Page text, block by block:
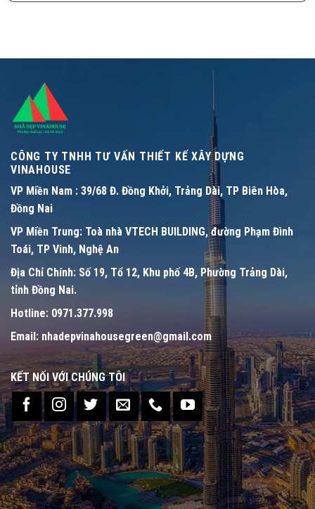
CÔNG TY TNHH TƯ VẤN THIẾT KẾ XÂY DỰNG
VINAHOUSE
VP Miền Nam : 39/68 Đ. Đồng Khởi, Trảng Dài, TP Biên Hòa,
Đồng Nai
VP Miền Trung: Toà nhà VTECH BUILDING, đường Phạm Đình
Toái, TP Vinh, Nghệ An
Địa Chỉ Chính: Số 19, Tổ 12, Khu phố 4B, Phường Trảng Dài,
tỉnh Đồng Nai.
Hotline: 0971.377.998
Email: nhadepvinahousegreen@gmail.com
KẾT NỐI VỚI CHÚNG TÔI